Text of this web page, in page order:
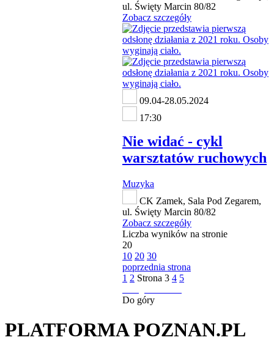
ul. Święty Marcin 80/82
Zobacz szczegóły
09.04-28.05.2024
17:30
Nie widać - cykl
warsztatów ruchowych
Muzyka
CK Zamek, Sala Pod Zegarem,
ul. Święty Marcin 80/82
Zobacz szczegóły
Liczba wyników na stronie
20
10 20 30
poprzednia strona
1 2 Strona 3 4 5
Do góry
PLATFORMA POZNAN.PL